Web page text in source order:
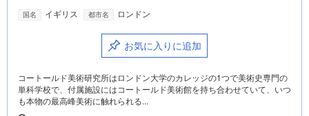
国名 イギリス 都市名 ロンドン
お気に入りに追加
コートールド美術研究所はロンドン大学のカレッジの1つで美術史専門の
単科学校で、付属施設にはコートールド美術館を持ち合わせていて、いつ
も本物の最高峰美術に触れられる...